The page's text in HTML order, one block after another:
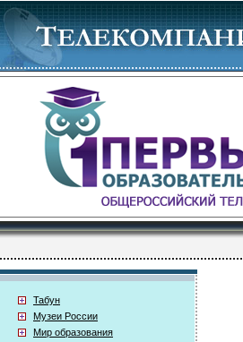
Табун
Музеи России
Мир образования